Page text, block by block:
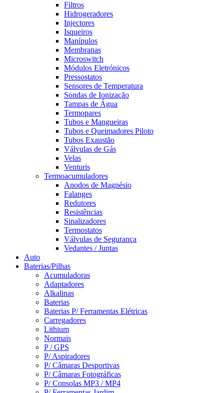
Filtros
Hidrogeradores
Injectores
Isqueiros
Manípulos
Membranas
Microswitch
Módulos Eletrónicos
Pressostatos
Sensores de Temperatura
Sondas de Ionização
Tampas de Água
Termopares
Tubos e Mangueiras
Tubos e Queimadores Piloto
Tubos Exaustão
Válvulas de Gás
Velas
Venturis
Termoacumuladores
Anodos de Magnésio
Falanges
Redutores
Resistências
Sinalizadores
Termostatos
Válvulas de Segurança
Vedantes / Juntas
Auto
Baterias/Pilhas
Acumuladoras
Adaptadores
Alkalinas
Baterias
Baterias P/ Ferramentas Elétricas
Carregadores
Lithium
Normais
P / GPS
P/ Aspiradores
P/ Câmaras Desportivas
P/ Câmaras Fotográficas
P/ Consolas MP3 / MP4